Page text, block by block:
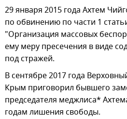
29 января 2015 года Ахтем
по обвинению по части 1
"Организация массовых
ему меру пресечения в виде
под стражей.
В сентябре 2017 года
Крым приговорил бывшего
председателя меджлиса*
годам лишения свободы.